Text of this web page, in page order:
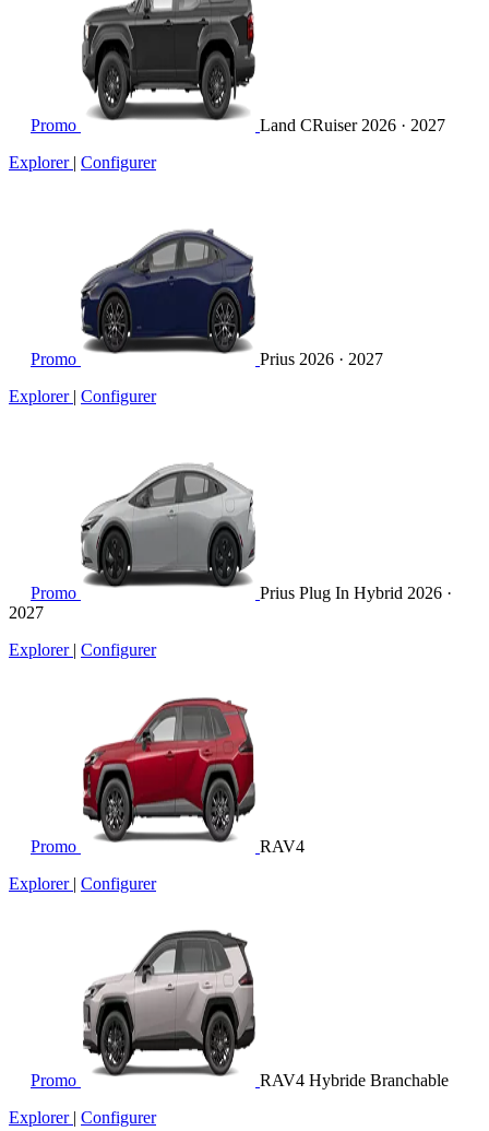
Promo Land CRuiser 2026 · 2027
Explorer | Configurer
Promo Prius 2026 · 2027
Explorer | Configurer
Promo Prius Plug In Hybrid 2026 ·
2027
Explorer | Configurer
Promo
RAV4
Explorer | Configurer
Promo
RAV4 Hybride Branchable
Explorer | Configurer